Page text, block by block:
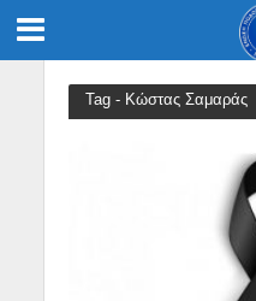
Tag - Κώστας Σαμαράς